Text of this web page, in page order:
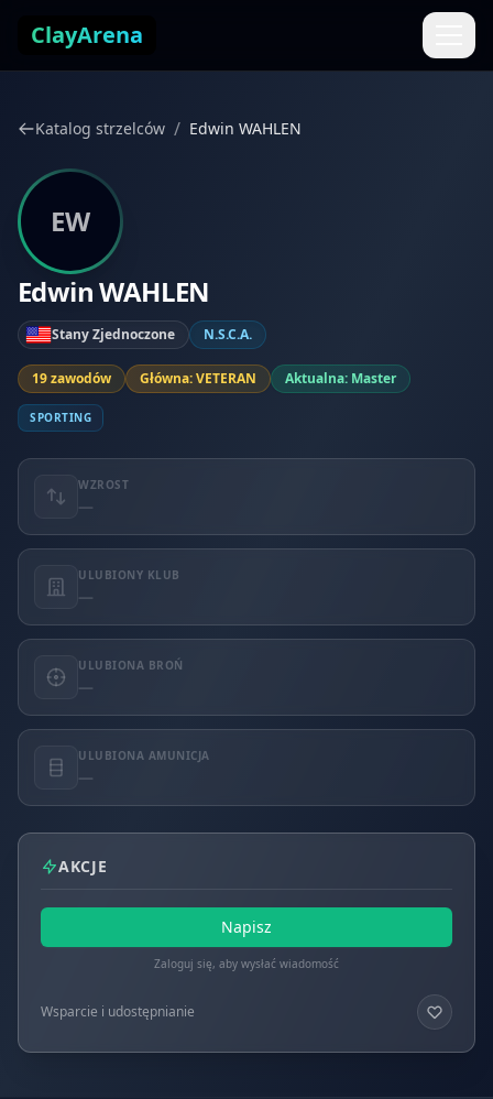
ClayArena
Katalog strzelców / Edwin WAHLEN
EW
Edwin WAHLEN
Stany Zjednoczone N.S.C.A.
19 zawodów Główna: VETERAN Aktualna: Master
SPORTING
WZROST
—
ULUBIONY KLUB
—
ULUBIONA BROŃ
—
ULUBIONA AMUNICJA
—
AKCJE
Napisz
Zaloguj się, aby wysłać wiadomość
Wsparcie i udostępnianie